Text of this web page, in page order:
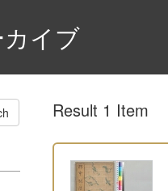
イブ
Result 1 Item